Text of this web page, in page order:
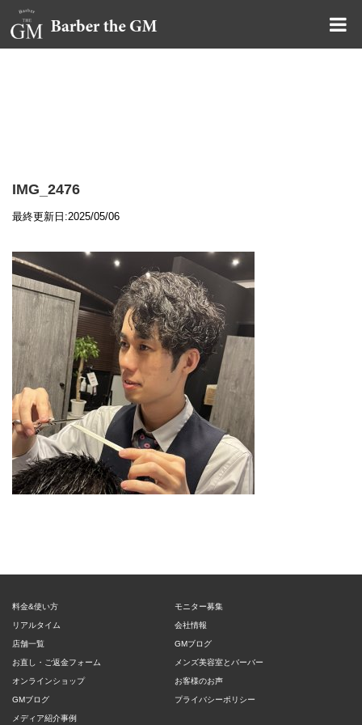
IMG_2476
最終更新日:2025/05/06
料金&使い方
リアルタイム
店舗一覧
お直し・ご返金フォーム
オンラインショップ
GMブログ
メディア紹介事例
モニター募集
会社情報
GMブログ
メンズ美容室とバーバー
お客様のお声
プライバシーポリシー